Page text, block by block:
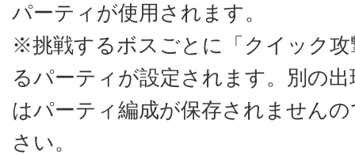
パーティが使用されます。
※挑戦するボスごとに「クイック攻
るパーティが設定されます。別の
はパーティ編成が保存されません
さい。